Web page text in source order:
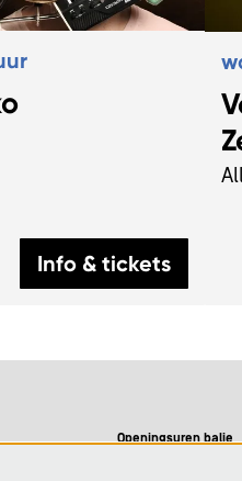
Info & tickets
Openingsuren balie